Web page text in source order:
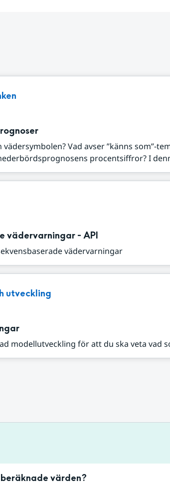
Vad avser ”känns som”-
procentsiffror? I
vädervarningar - API
vädervarningar
utveckling
modellutveckling för att du ska veta vad
värden?